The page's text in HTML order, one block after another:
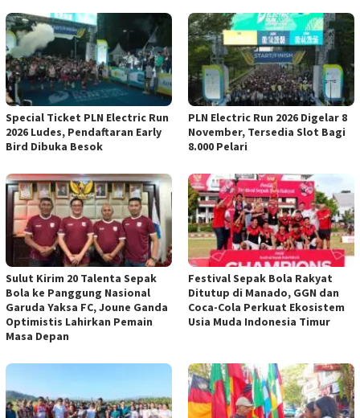
Special Ticket PLN Electric Run
2026 Ludes, Pendaftaran Early
Bird Dibuka Besok
PLN Electric Run 2026 Digelar 8
November, Tersedia Slot Bagi
8.000 Pelari
Sulut Kirim 20 Talenta Sepak
Bola ke Panggung Nasional
Garuda Yaksa FC, Joune Ganda
Optimistis Lahirkan Pemain
Masa Depan
Festival Sepak Bola Rakyat
Ditutup di Manado, GGN dan
Coca-Cola Perkuat Ekosistem
Usia Muda Indonesia Timur